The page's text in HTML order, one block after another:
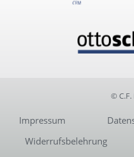
©
Impressum
Widerrufsbelehrung